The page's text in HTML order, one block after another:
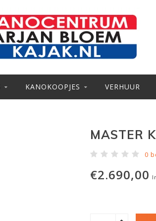
KANOKOOPJES VERHUUR
MASTER
0
€2.690,00